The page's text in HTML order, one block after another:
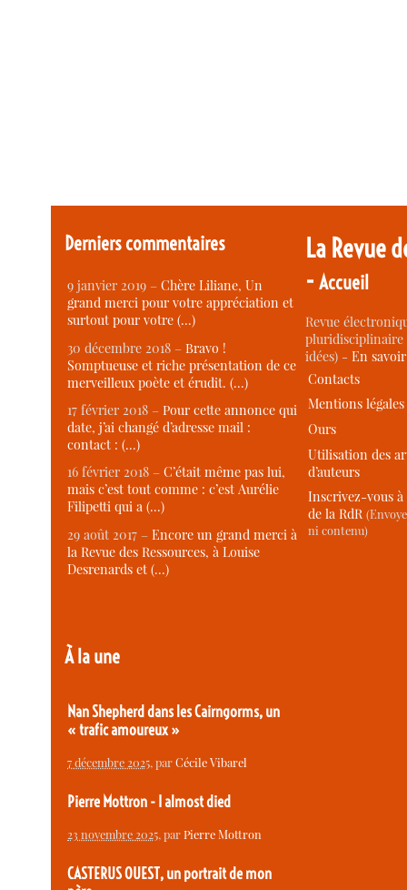
Derniers commentaires
9 janvier 2019 –Chère Liliane, Un
grand merci pour votre appréciation et
surtout pour votre (…)
30 décembre 2018 –Bravo !
Somptueuse et riche présentation de ce
merveilleux poète et érudit. (…)
17 février 2018 –Pour cette annonce qui
date, j’ai changé d’adresse mail :
contact : (…)
16 février 2018 –C’était même pas lui,
mais c’est tout comme : c’est Aurélie
Filipetti qui a (…)
29 août 2017 –Encore un grand merci à
la Revue des Ressources, à Louise
Desrenards et (…)
À la une
Nan Shepherd dans les Cairngorms, un
« trafic amoureux »
7 décembre 2025, parCécile Vibarel
Pierre Mottron - I almost died
23 novembre 2025, parPierre Mottron
CASTERUS OUEST, un portrait de mon
La Revue
-Accueil
Revue
idées) -En
Contacts
Mentions légales
Ours
Utilisation des
d’auteurs
Inscrivez-vous
de la RdR
ni contenu)